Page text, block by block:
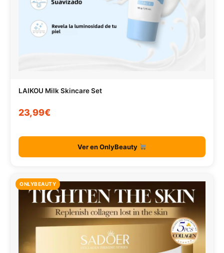
LAIKOU Milk Skincare Set
23,99€
Ver en OnlyBeauty
ONLYBEAUTY